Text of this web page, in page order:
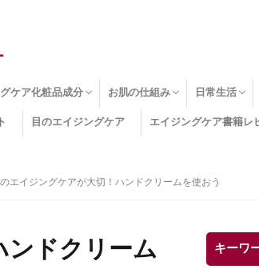
ケア化粧品成分
ケア化粧品(成分)
ルリカン
誘導体
粧品成分
お肌の仕組み
エイジング
ターンオーバー
皮下組織
表皮
真皮
表皮常在菌
女性ホルモン
その他
日常生活
糖化
便秘
目のエイジングケア エイジングケア書籍レ
エイジングケアが大切！ハンドクリームを使おう
ンドクリーム
キーワ